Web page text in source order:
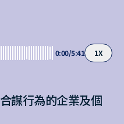
0:00/5:41 1X
謀行為的企業及個